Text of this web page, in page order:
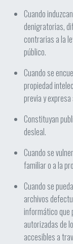
Cuando
denigratorias,
contrarias a la
público.
Cuando se
propiedad
previa y
Constituyan
desleal.
Cuando se
familiar o a la
Cuando se
archivos
informático que
autorizadas de
accesibles a